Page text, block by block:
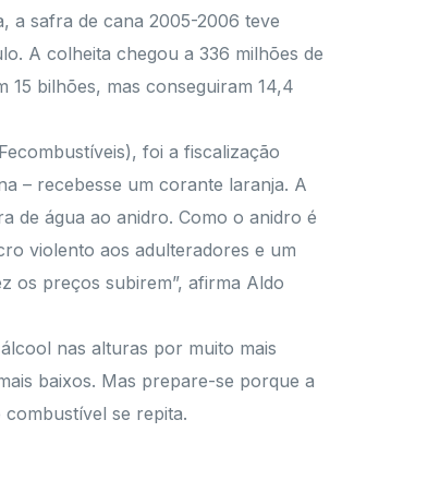
a safra de cana 2005-2006 teve
A colheita chegou a 336 milhões de
bilhões, mas conseguiram 14,4
foi a fiscalização
– recebesse um corante laranja. A
de água ao anidro. Como o anidro é
violento aos adulteradores e um
os preços subirem”, afirma Aldo
nas alturas por muito mais
baixos. Mas prepare-se porque a
se repita.